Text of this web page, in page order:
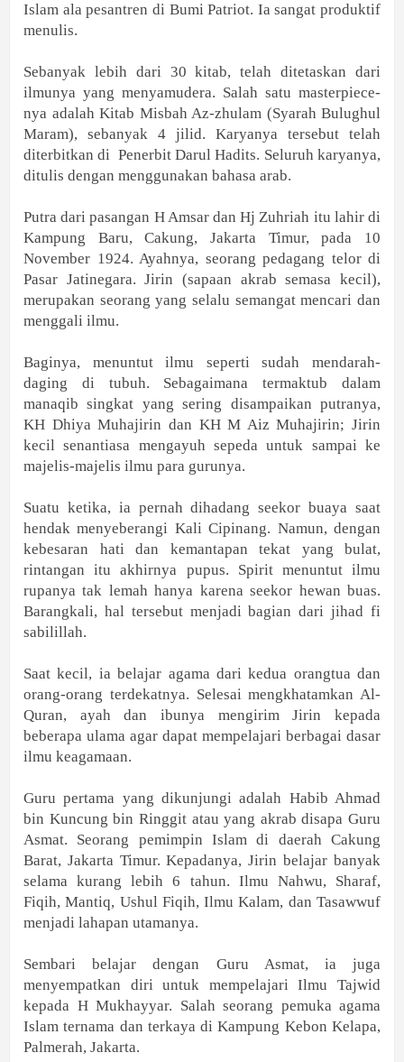
Islam ala pesantren di Bumi Patriot. Ia sangat produktif
menulis.
Sebanyak lebih dari 30 kitab, telah ditetaskan dari
ilmunya yang menyamudera. Salah satu masterpiece-
nya adalah Kitab Misbah Az-zhulam (Syarah Bulughul
Maram), sebanyak 4 jilid. Karyanya tersebut telah
diterbitkan di Penerbit Darul Hadits. Seluruh karyanya,
ditulis dengan menggunakan bahasa arab.
Putra dari pasangan H Amsar dan Hj Zuhriah itu lahir di
Kampung Baru, Cakung, Jakarta Timur, pada 10
November 1924. Ayahnya, seorang pedagang telor di
Pasar Jatinegara. Jirin (sapaan akrab semasa kecil),
merupakan seorang yang selalu semangat mencari dan
menggali ilmu.
Baginya, menuntut ilmu seperti sudah mendarah-
daging di tubuh. Sebagaimana termaktub dalam
manaqib singkat yang sering disampaikan putranya,
KH Dhiya Muhajirin dan KH M Aiz Muhajirin; Jirin
kecil senantiasa mengayuh sepeda untuk sampai ke
majelis-majelis ilmu para gurunya.
Suatu ketika, ia pernah dihadang seekor buaya saat
hendak menyeberangi Kali Cipinang. Namun, dengan
kebesaran hati dan kemantapan tekat yang bulat,
rintangan itu akhirnya pupus. Spirit menuntut ilmu
rupanya tak lemah hanya karena seekor hewan buas.
Barangkali, hal tersebut menjadi bagian dari jihad fi
sabilillah.
Saat kecil, ia belajar agama dari kedua orangtua dan
orang-orang terdekatnya. Selesai mengkhatamkan Al-
Quran, ayah dan ibunya mengirim Jirin kepada
beberapa ulama agar dapat mempelajari berbagai dasar
ilmu keagamaan.
Guru pertama yang dikunjungi adalah Habib Ahmad
bin Kuncung bin Ringgit atau yang akrab disapa Guru
Asmat. Seorang pemimpin Islam di daerah Cakung
Barat, Jakarta Timur. Kepadanya, Jirin belajar banyak
selama kurang lebih 6 tahun. Ilmu Nahwu, Sharaf,
Fiqih, Mantiq, Ushul Fiqih, Ilmu Kalam, dan Tasawwuf
menjadi lahapan utamanya.
Sembari belajar dengan Guru Asmat, ia juga
menyempatkan diri untuk mempelajari Ilmu Tajwid
kepada H Mukhayyar. Salah seorang pemuka agama
Islam ternama dan terkaya di Kampung Kebon Kelapa,
Palmerah, Jakarta.